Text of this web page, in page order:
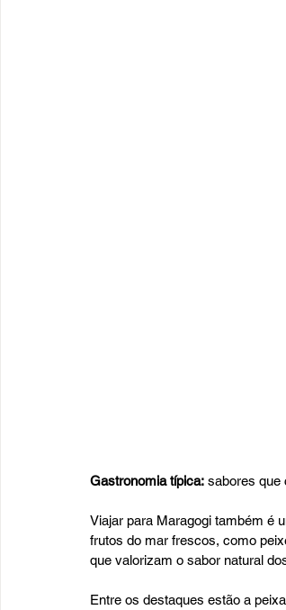
Gastronomia típica: sabores que
Viajar para Maragogi também é
frutos do mar frescos, como
que valorizam o sabor natural
Entre os destaques estão a